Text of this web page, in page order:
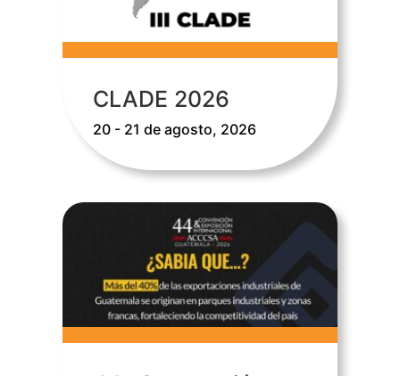
CLADE 2026
20 - 21 de agosto, 2026